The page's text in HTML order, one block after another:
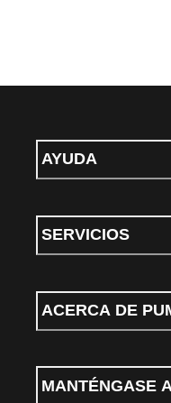
AYUDA
SERVICIOS
ACERCA DE
MANTÉNGASE